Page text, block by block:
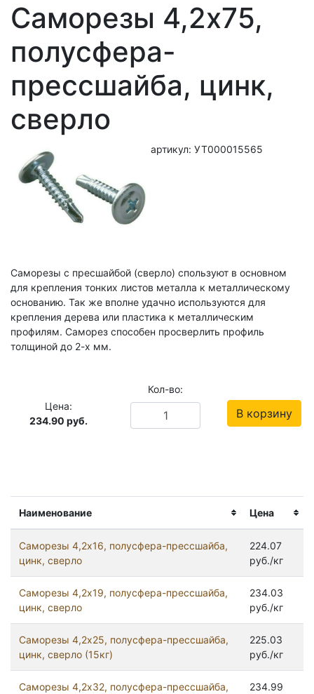
Наименование Цена
Саморезы 4,2x16, полусфера-прессшайба,
цинк, сверло
224.07
руб./кг
Саморезы 4,2x19, полусфера-прессшайба,
цинк, сверло
234.03
руб./кг
Саморезы 4,2x25, полусфера-прессшайба,
цинк, сверло (15кг)
225.03
руб./кг
Саморезы 4,2x32, полусфера-прессшайба,
234.99
Саморезы 4,2x75,
полусфера-
прессшайба, цинк,
сверло
артикул: УТ000015565
Саморезы с пресшайбой (сверло) спользуют в основном
для крепления тонких листов металла к металлическому
основанию. Так же вполне удачно используются для
крепления дерева или пластика к металлическим
профилям. Саморез способен просверлить профиль
толщиной до 2-х мм.
Цена:
234.90 руб.
Кол-во:
В корзину